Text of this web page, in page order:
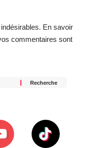
En savoir
commentaires sont